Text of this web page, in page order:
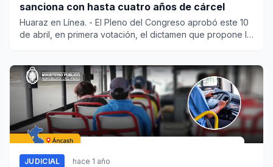
sanciona con hasta cuatro años de cárcel
Huaraz en Línea. - El Pleno del Congreso aprobó este 10
de abril, en primera votación, el dictamen que propone la
JUDICIAL hace 1 año